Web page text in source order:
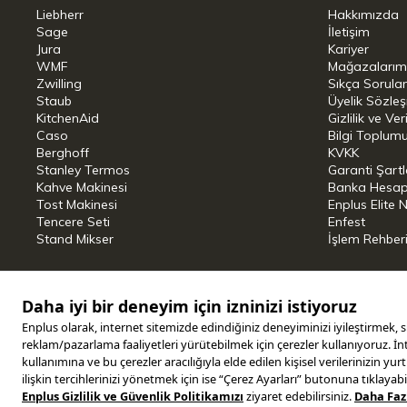
diğer avantajıda, ısıyı ideal bir
kadar dağıtan döküm demirden
tavada nerede olursa olsun eşit
cm çapındadır ve ağırlığı sayesinde
Döküm demir sapı sayesinde
indüksiyonlu ocak dahil her tür
tavada mükemmel oluyor.
çocuklar hem de yetişkinler bayılıyor.
dahil olmak üzere birçok şekerleme
tencerenin dökme demir ve sığ
Liebherr
Sage
Jura
WMF
Zwilling
Staub
KitchenAid
Caso
Berghoff
Stanley Termos
Kahve Makinesi
Tost Makinesi
Tencere Seti
Stand Mikser
Hakkımızda
İletişim
Kariyer
Sıkça
Üyelik
Gizlilik ve
Bilgi
KVKK
Garanti
Banka
Enplus Elite
Enfest
İşlem Rehberi
Copyright © 2025 ENPLUS | Tüm hakları saklıdır.